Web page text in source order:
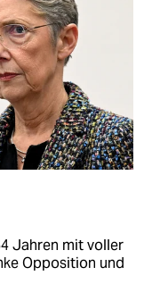
Jahren mit voller
Opposition und